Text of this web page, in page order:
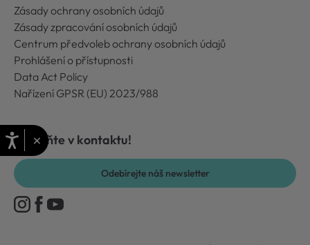
Zásady ochrany osobních údajů
Zásady zpracování osobních údajů
Centrum předvoleb ochrany osobních údajů
Prohlášení o přístupnosti
Data Act Policy
Nařízení GPSR (EU) 2023/988
Zůstaňte v kontaktu!
Odebírejte náš newsletter
×